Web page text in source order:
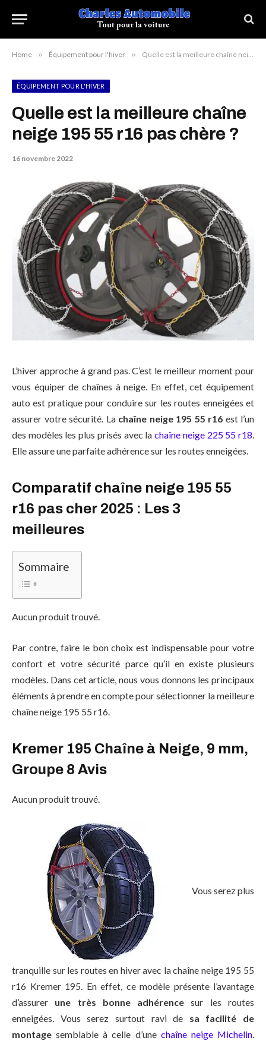
Home » Équipement pour l'hiver » Quelle est la meilleure chaîne neige 195 55 r16 pas chère ?
ÉQUIPEMENT POUR L'HIVER
Quelle est la meilleure chaîne
neige 195 55 r16 pas chère ?
16 novembre 2022
L’hiver approche à grand pas. C’est le meilleur moment pour
vous équiper de chaînes à neige. En effet, cet équipement
auto est pratique pour conduire sur les routes enneigées et
assurer votre sécurité. La chaîne neige 195 55 r16 est l’un
des modèles les plus prisés avec lachaîne neige 225 55 r18.
Elle assure une parfaite adhérence sur les routes enneigées.
Comparatif chaîne neige 195 55
r16 pas cher 2025 : Les 3
meilleures
Sommaire
Aucun produit trouvé.
Par contre, faire le bon choix est indispensable pour votre
confort et votre sécurité parce qu’il en existe plusieurs
modèles. Dans cet article, nous vous donnons les principaux
éléments à prendre en compte pour sélectionner la meilleure
chaîne neige 195 55 r16.
Kremer 195 Chaîne à Neige, 9 mm,
Groupe 8 Avis
Aucun produit trouvé.
Vous serez plus
tranquille sur les routes en hiver avec la chaîne neige 195 55
r16 Kremer 195. En effet, ce modèle présente l’avantage
d’assurer une très bonne adhérence sur les routes
enneigées. Vous serez surtout ravi de sa facilité de
montagesemblable à celle d’une chaîne neige Michelin.